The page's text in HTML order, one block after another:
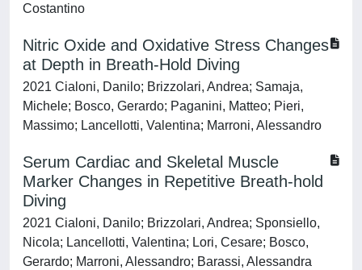
Costantino
Nitric Oxide and Oxidative Stress Changes
at Depth in Breath-Hold Diving
2021 Cialoni, Danilo; Brizzolari, Andrea; Samaja,
Michele; Bosco, Gerardo; Paganini, Matteo; Pieri,
Massimo; Lancellotti, Valentina; Marroni, Alessandro
Serum Cardiac and Skeletal Muscle
Marker Changes in Repetitive Breath-hold
Diving
2021 Cialoni, Danilo; Brizzolari, Andrea; Sponsiello,
Nicola; Lancellotti, Valentina; Lori, Cesare; Bosco,
Gerardo; Marroni, Alessandro; Barassi, Alessandra